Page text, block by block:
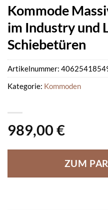
Kommode
im Industry und
Schiebetüren
989,00 €
ZUM
Artikelnummer:
Kategorie: Kommoden